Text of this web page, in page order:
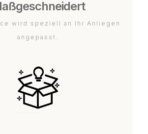
wird speziell an Ihr Anliegen
angepasst.